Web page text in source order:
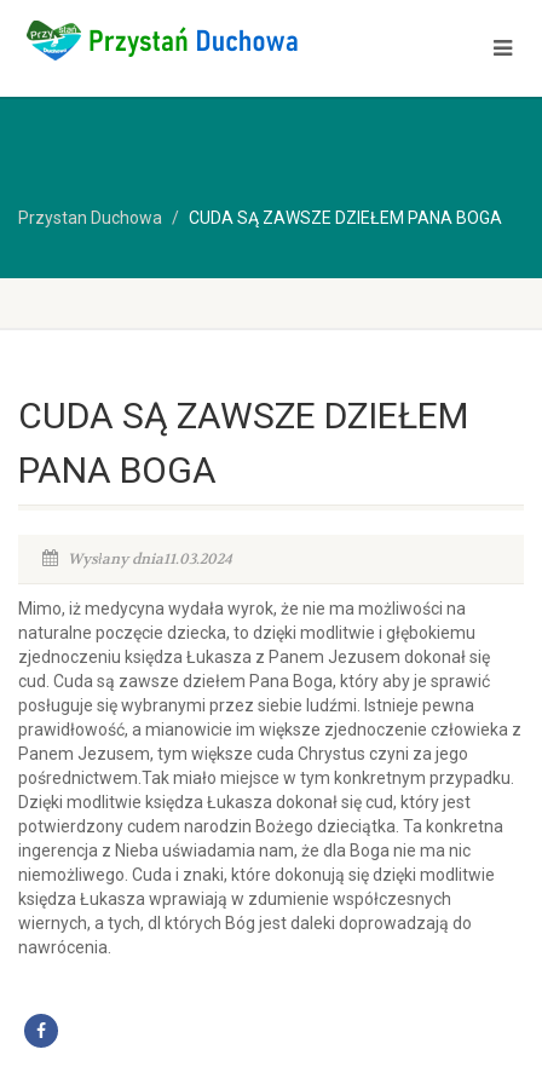
Przystan Duchowa CUDA SĄ ZAWSZE DZIEŁEM PANA BOGA
CUDA SĄ ZAWSZE DZIEŁEM
PANA BOGA
Wysłany dnia11.03.2024
Mimo, iż medycyna wydała wyrok, że nie ma możliwości na
naturalne poczęcie dziecka, to dzięki modlitwie i głębokiemu
zjednoczeniu księdza Łukasza z Panem Jezusem dokonał się
cud. Cuda są zawsze dziełem Pana Boga, który aby je sprawić
posługuje się wybranymi przez siebie ludźmi. Istnieje pewna
prawidłowość, a mianowicie im większe zjednoczenie człowieka z
Panem Jezusem, tym większe cuda Chrystus czyni za jego
pośrednictwem.Tak miało miejsce w tym konkretnym przypadku.
Dzięki modlitwie księdza Łukasza dokonał się cud, który jest
potwierdzony cudem narodzin Bożego dzieciątka. Ta konkretna
ingerencja z Nieba uświadamia nam, że dla Boga nie ma nic
niemożliwego. Cuda i znaki, które dokonują się dzięki modlitwie
księdza Łukasza wprawiają w zdumienie współczesnych
wiernych, a tych, dl których Bóg jest daleki doprowadzają do
nawrócenia.